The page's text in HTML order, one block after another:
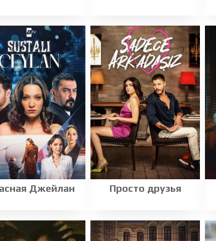
Джейлан Просто друзья